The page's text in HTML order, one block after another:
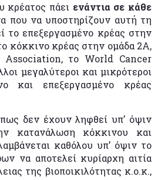
κρέατος πάει ενάντια σε κάθε
που να υποστηρίζουν αυτή τη
το επεξεργασμένο κρέας στην
κόκκινο κρέας στην ομάδα 2Α,
Association, το World Cancer
μεγαλύτεροι και μικρότεροι
και επεξεργασμένο κρέας
δεν έχουν ληφθεί υπ’ όψιν
κατανάλωση κόκκινου και
καθόλου υπ’ όψιν το
να αποτελεί κυρίαρχη αιτία
της βιοποικιλότητας κ.ο.κ.,